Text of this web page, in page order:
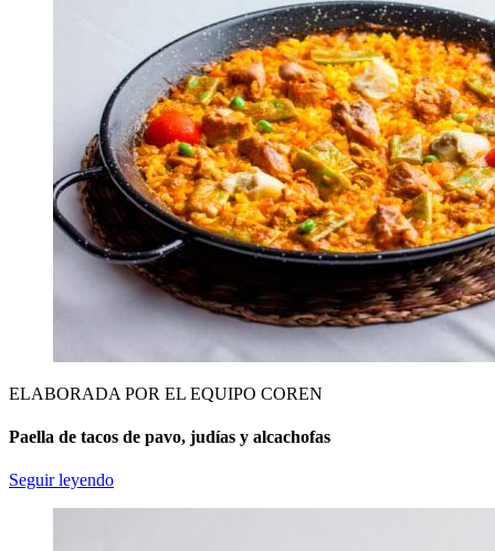
ELABORADA POR EL EQUIPO COREN
Paella de tacos de pavo, judías y alcachofas
Seguir leyendo